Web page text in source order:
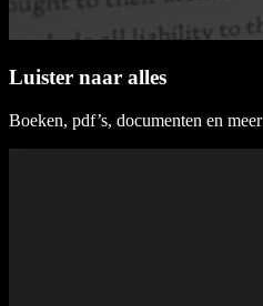
Luister naar alles
Boeken, pdf’s, documenten en meer